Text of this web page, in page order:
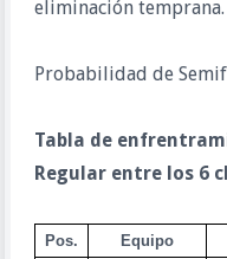
eliminación temprana.
Probabilidad de
Tabla de
Regular entre los 6
Pos. Equipo